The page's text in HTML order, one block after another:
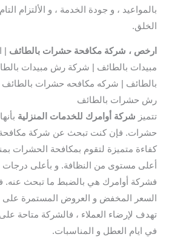
بالمواعيد ، و جودة الخدمة ، و الألتزام
الخلق.
ارخص ، شركة مكافحة حشرات بالطائف |
مبيدات بالطائف | شركة رش مبيدات
بالطائف | شركه مكافحه حشرات
رش حشرات بالطائف
تتميز شركة أوامرك للخدمات المنزلية
حشرات. فإن كنت تبحث عن شركة
كفاءة متميزة لتقوم بمكافحة الحشرات
أعلى مستوى من النظافة. و بأعلى درجات
فشركة أوامرك هي بالضبط ما تبحث عنه.
السعر المخفض و العروض المستمرة على
في ايام العطل و المناسبات.